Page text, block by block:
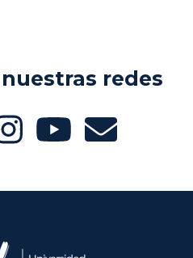
redes